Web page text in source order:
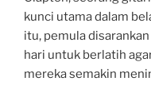
kunci utama dalam
itu, pemula
hari untuk berlatih
mereka semakin